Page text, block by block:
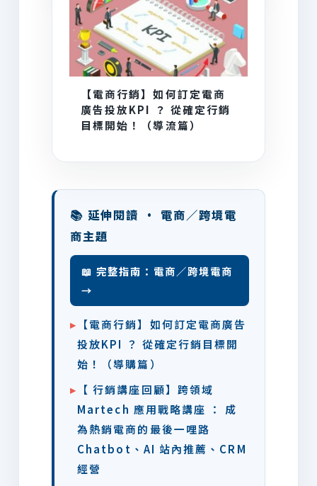
【電商行銷】如何訂定電商
廣告投放KPI ？ 從確定行銷
目標開始！（導流篇）
📚 延伸閱讀 · 電商／跨境電
商主題
📖 完整指南：電商／跨境電商
→
▸ 【電商行銷】如何訂定電商廣告
投放KPI ？ 從確定行銷目標開
始！（導購篇）
▸ 【 行銷講座回顧】跨領域
Martech 應用戰略講座 ： 成
為熱銷電商的最後一哩路
Chatbot、AI 站內推薦、CRM
經營